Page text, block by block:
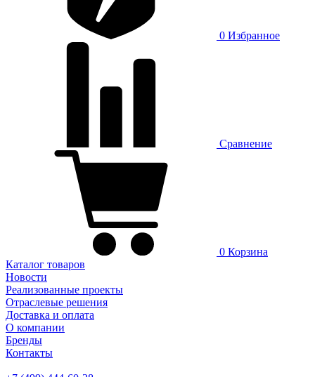
0 Избранное
Сравнение
0 Корзина
Каталог товаров
Новости
Реализованные проекты
Отраслевые решения
Доставка и оплата
О компании
Бренды
Контакты